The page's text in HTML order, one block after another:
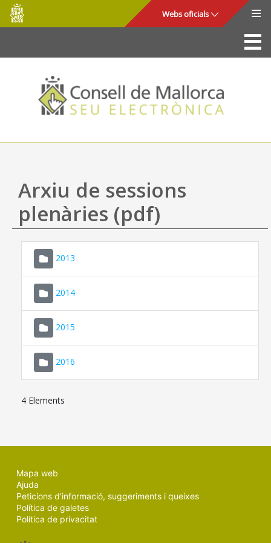
Salta al contingut principal
Consell
de
Mallorca
Webs oficials
La Seu
Consell de Mallorca
Accés i seguretat
Utilitats
Ajuda
Arxiu de sessions
plenàries (pdf)
2013
2014
2015
2016
4 Elements
Mapa web
Ajuda
Peticions d'informació, suggeriments i queixes
Política de galetes
Política de privacitat